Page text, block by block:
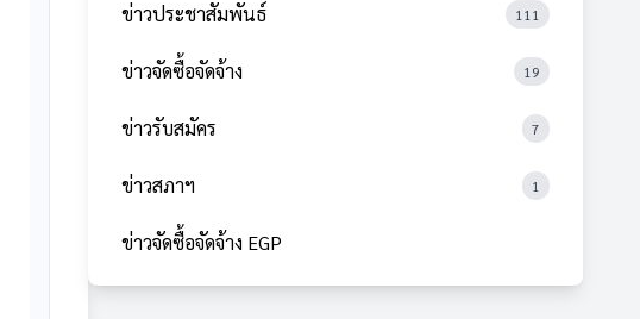
ข่าวประชาสัมพันธ์ 111
ข่าวจัดซื้อจัดจ้าง 19
ข่าวรับสมัคร 7
ข่าวสภาฯ 1
ข่าวจัดซื้อจัดจ้าง EGP